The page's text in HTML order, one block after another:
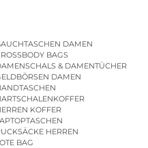
DAMEN
BAGS
& DAMENTÜCHER
DAMEN
KOFFER
HERREN
BAG